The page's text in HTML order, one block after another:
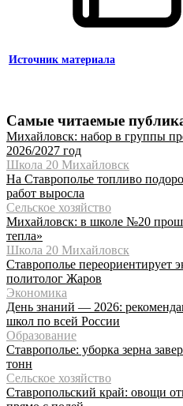
Источник материала
Самые читаемые
Михайловск: набор в группы
2026/2027 год
Школа 20 Михайловск
На Ставрополье топливо
работ выросла
Сельское хозяйство
Михайловск: в школе №20
тепла»
Школа 20 Михайловск
Ставрополье
политолог Жаров
Экономика
День знаний — 2026:
школ по всей России
Образование
Ставрополье: уборка зерна
тонн
Сельское хозяйство
Ставропольский край: овощи